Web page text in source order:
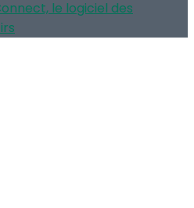
le logiciel des